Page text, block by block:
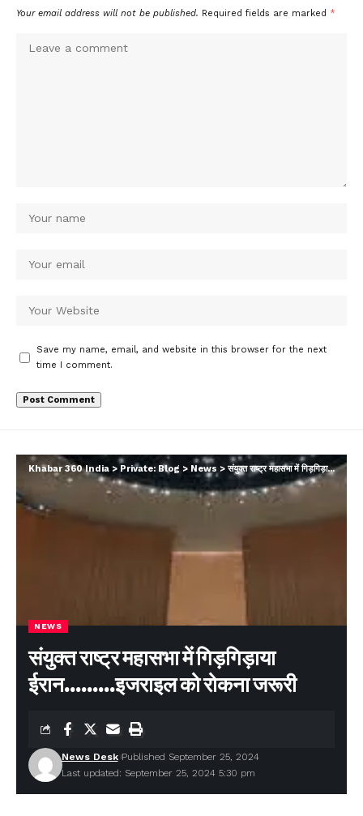
Your email address will not be published. Required fields are marked *
Save my name, email, and website in this browser for the next
time I comment.
Khabar 360 India > Private: Blog > News >संयुक्त राष्ट्र महासभा में गिड़गिड़ाया ईरान………इजराइल को रोकना जरूरी
NEWS
संयुक्त राष्ट्र महासभा में गिड़गिड़ाया
ईरान………इजराइल को रोकना जरूरी
Last updated: September 25, 2024 5:30 pm
News Desk Published September 25, 2024